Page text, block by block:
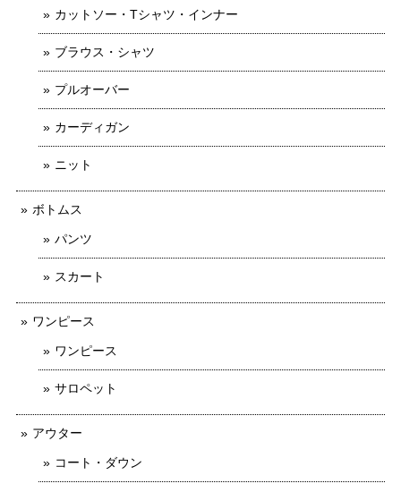
カットソー・Tシャツ・インナー
ブラウス・シャツ
プルオーバー
カーディガン
ニット
ボトムス
パンツ
スカート
ワンピース
ワンピース
サロペット
アウター
コート・ダウン